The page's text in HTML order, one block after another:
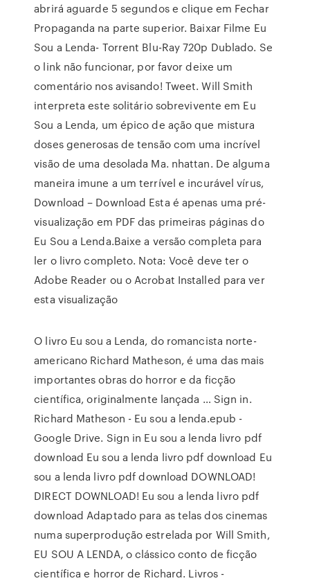
abrirá aguarde 5 segundos e clique em Fechar
Propaganda na parte superior. Baixar Filme Eu
Sou a Lenda- Torrent Blu-Ray 720p Dublado. Se
o link não funcionar, por favor deixe um
comentário nos avisando! Tweet. Will Smith
interpreta este solitário sobrevivente em Eu
Sou a Lenda, um épico de ação que mistura
doses generosas de tensão com uma incrível
visão de uma desolada Ma. nhattan. De alguma
maneira imune a um terrível e incurável vírus,
Download – Download Esta é apenas uma pré-
visualização em PDF das primeiras páginas do
Eu Sou a Lenda.Baixe a versão completa para
ler o livro completo. Nota: Você deve ter o
Adobe Reader ou o Acrobat Installed para ver
esta visualização
O livro Eu sou a Lenda, do romancista norte-
americano Richard Matheson, é uma das mais
importantes obras do horror e da ficção
científica, originalmente lançada … Sign in.
Richard Matheson - Eu sou a lenda.epub -
Google Drive. Sign in Eu sou a lenda livro pdf
download Eu sou a lenda livro pdf download Eu
sou a lenda livro pdf download DOWNLOAD!
DIRECT DOWNLOAD! Eu sou a lenda livro pdf
download Adaptado para as telas dos cinemas
numa superprodução estrelada por Will Smith,
EU SOU A LENDA, o clássico conto de ficção
científica e horror de Richard. Livros -